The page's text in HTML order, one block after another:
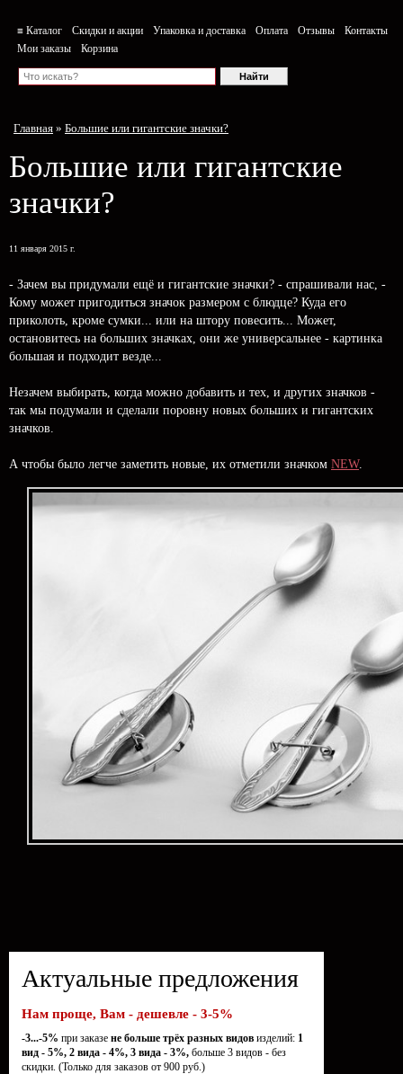
≡ Каталог Скидки и акции Упаковка и доставка Оплата Отзывы
Контакты
Мои заказы
Корзина
Главная » Большие или гигантские значки?
Большие или гигантские
значки?
11 января 2015 г.
- Зачем вы придумали ещё и гигантские значки? - спрашивали нас, -
Кому может пригодиться значок размером с блюдце? Куда его
приколоть, кроме сумки... или на штору повесить... Может,
остановитесь на больших значках, они же универсальнее - картинка
большая и подходит везде...
Незачем выбирать, когда можно добавить и тех, и других значков -
так мы подумали и сделали поровну новых больших и гигантских
значков.
А чтобы было легче заметить новые, их отметили значком NEW.
Актуальные предложения
Нам проще, Вам - дешевле - 3-5%
-3...-5% при заказе не больше трёх разных видов изделий: 1
вид - 5%, 2 вида - 4%, 3 вида - 3%, больше 3 видов - без
скидки. (Только для заказов от 900 руб.)